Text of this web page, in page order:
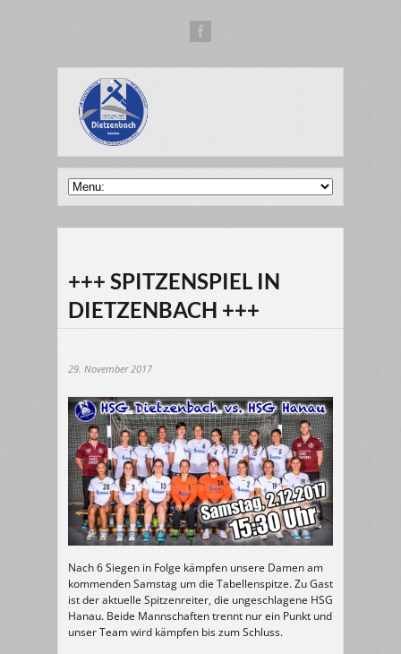
+++ SPITZENSPIEL IN
DIETZENBACH +++
29. November 2017
Nach 6 Siegen in Folge kämpfen unsere Damen am
kommenden Samstag um die Tabellenspitze. Zu Gast
ist der aktuelle Spitzenreiter, die ungeschlagene HSG
Hanau. Beide Mannschaften trennt nur ein Punkt und
unser Team wird kämpfen bis zum Schluss.